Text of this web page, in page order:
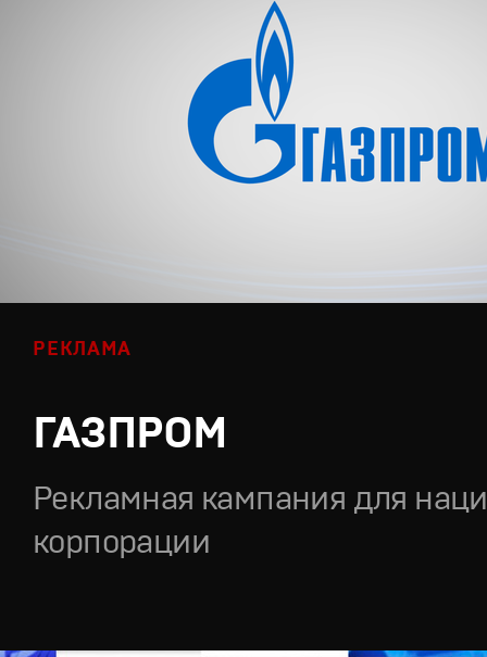
РЕКЛАМА
ГАЗПРОМ
Рекламная кампания для
корпорации